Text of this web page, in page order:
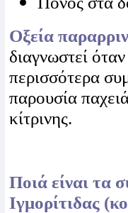
Οξεία
διαγνωστεί
περισσότερα
παρουσία
κίτρινης.
Ποιά είναι τα
Ιγμορίτιδας